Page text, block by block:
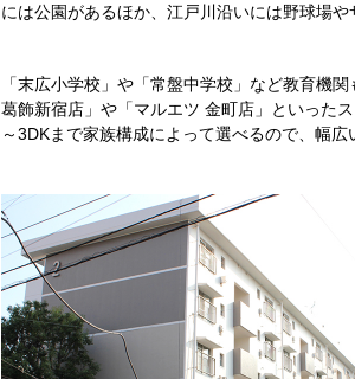
には公園があるほか、江戸川沿いには野球場
「末広小学校」や「常盤中学校」など教育機
葛飾新宿店」や「マルエツ 金町店」といった
～3DKまで家族構成によって選べるので、幅広